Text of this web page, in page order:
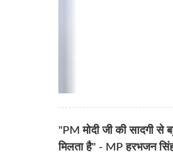
"PM मोदी जी की सादगी
मिलता है" - MP हरभजन